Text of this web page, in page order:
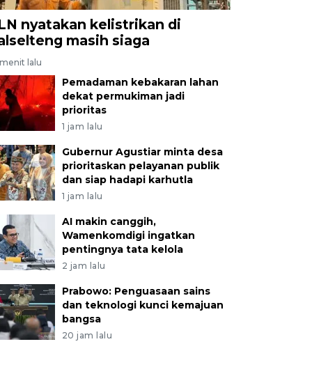
nyatakan kelistrikan di
masih siaga
lalu
Pemadaman kebakaran lahan
dekat permukiman jadi
prioritas
1 jam lalu
Gubernur Agustiar minta desa
prioritaskan pelayanan publik
dan siap hadapi karhutla
1 jam lalu
AI makin canggih,
Wamenkomdigi ingatkan
pentingnya tata kelola
2 jam lalu
Prabowo: Penguasaan sains
dan teknologi kunci kemajuan
bangsa
20 jam lalu